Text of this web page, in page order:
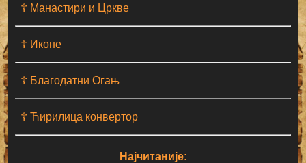
☦ Манастири и Цркве
☦ Иконе
☦ Благодатни Огањ
☦ Ћирилица конвертор
Најчитаније: